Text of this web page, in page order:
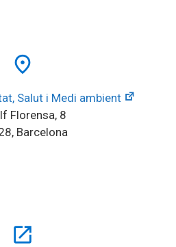
place
Salut i Medi ambient
Florensa, 8
Barcelona
open_in_new